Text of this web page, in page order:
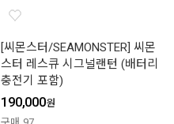
[씨몬스터/SEAMONSTER] 씨몬
스터 레스큐 시그널랜턴 (배터리
충전기 포함)
190,000원